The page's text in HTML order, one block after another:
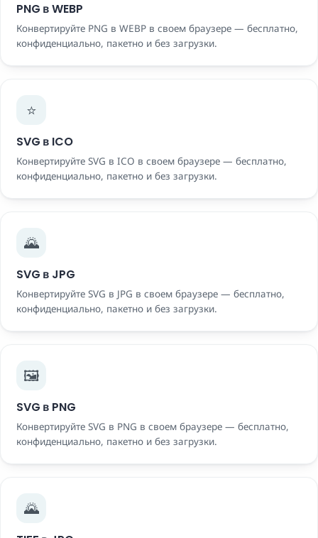
PNG в WEBP
Конвертируйте PNG в WEBP в своем браузере — бесплатно,
конфиденциально, пакетно и без загрузки.
⭐
SVG в ICO
Конвертируйте SVG в ICO в своем браузере — бесплатно,
конфиденциально, пакетно и без загрузки.
🌄
SVG в JPG
Конвертируйте SVG в JPG в своем браузере — бесплатно,
конфиденциально, пакетно и без загрузки.
🖼️
SVG в PNG
Конвертируйте SVG в PNG в своем браузере — бесплатно,
конфиденциально, пакетно и без загрузки.
🌄